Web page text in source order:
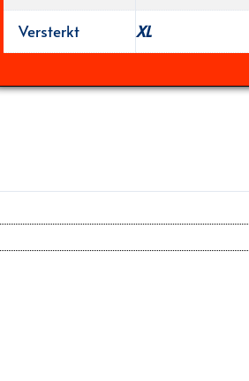
Versterkt
XL